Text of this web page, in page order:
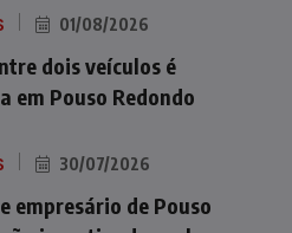
01/08/2026
dois veículos é
em Pouso Redondo
30/07/2026
empresário de Pouso